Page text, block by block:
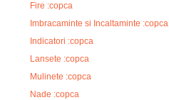
Fire :copca
Imbracaminte si Incaltaminte :copca
Indicatori :copca
Lansete :copca
Mulinete :copca
Nade :copca